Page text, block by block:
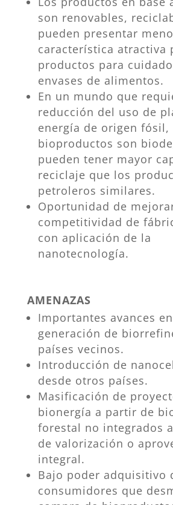
son renovables,
pueden presentar
característica atractiva
productos para
envases de alimentos.
En un mundo que
reducción del uso de
energía de origen fósil,
bioproductos son
pueden tener mayor
reciclaje que los
petroleros similares.
Oportunidad de
competitividad de
con aplicación de la
nanotecnología.
AMENAZAS
Importantes avances
generación de
países vecinos.
Introducción de
desde otros países.
Masificación de
bionergía a partir de
forestal no integrados
de valorización o
integral.
Bajo poder adquisitivo
consumidores que